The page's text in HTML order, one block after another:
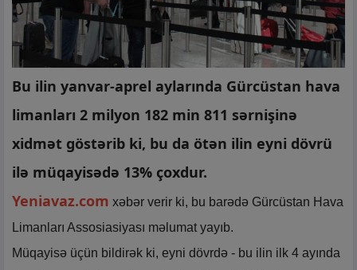
Bu ilin yanvar-aprel aylarında Gürcüstan hava
limanları 2 milyon 182 min 811 sərnişinə
xidmət göstərib ki, bu da ötən ilin eyni dövrü
ilə müqayisədə 13% çoxdur.
Yeniavaz.com xəbər verir ki, bu barədə Gürcüstan Hava
Limanları Assosiasiyası məlumat yayıb.
Müqayisə üçün bildirək ki, eyni dövrdə - bu ilin ilk 4 ayında